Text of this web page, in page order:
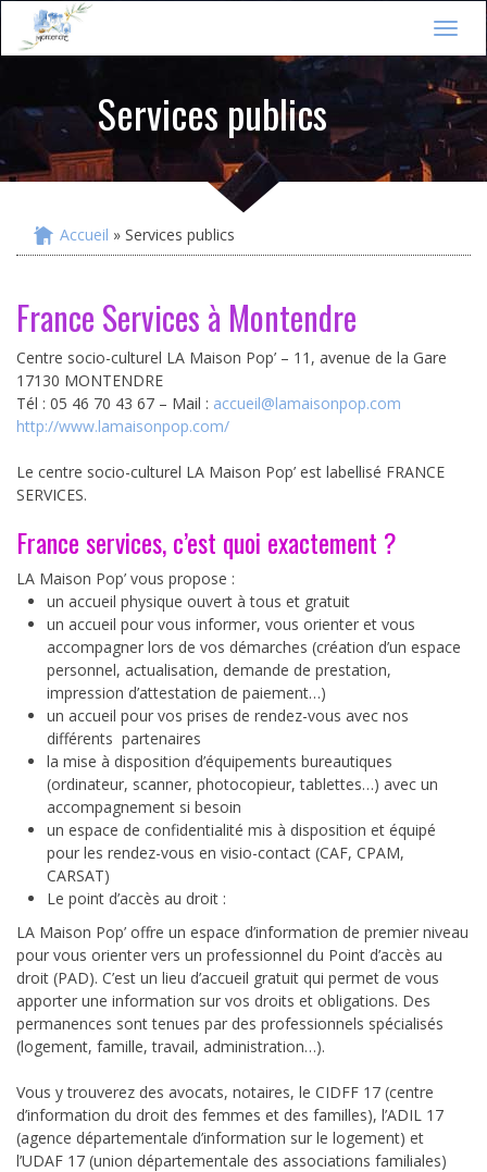
T
o
g
g
n
a
n
Services publics
Vous êtes ici
Accueil » Services publics
France Services à Montendre
Centre socio-culturel LA Maison Pop’ – 11, avenue de la Gare
17130 MONTENDRE
Tél : 05 46 70 43 67 – Mail : accueil@lamaisonpop.com
http://www.lamaisonpop.com/
Le centre socio-culturel LA Maison Pop’ est labellisé FRANCE
SERVICES.
France services, c’est quoi exactement ?
LA Maison Pop’ vous propose :
un accueil physique ouvert à tous et gratuit
un accueil pour vous informer, vous orienter et vous
accompagner lors de vos démarches (création d’un espace
personnel, actualisation, demande de prestation,
impression d’attestation de paiement…)
un accueil pour vos prises de rendez-vous avec nos
différents partenaires
la mise à disposition d’équipements bureautiques
(ordinateur, scanner, photocopieur, tablettes…) avec un
accompagnement si besoin
un espace de confidentialité mis à disposition et équipé
pour les rendez-vous en visio-contact (CAF, CPAM,
CARSAT)
Le point d’accès au droit :
LA Maison Pop’ offre un espace d’information de premier niveau
pour vous orienter vers un professionnel du Point d’accès au
droit (PAD). C’est un lieu d’accueil gratuit qui permet de vous
apporter une information sur vos droits et obligations. Des
permanences sont tenues par des professionnels spécialisés
(logement, famille, travail, administration…).
Vous y trouverez des avocats, notaires, le CIDFF 17 (centre
d’information du droit des femmes et des familles), l’ADIL 17
(agence départementale d’information sur le logement) et
l’UDAF 17 (union départementale des associations familiales)